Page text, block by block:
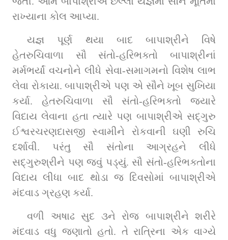
રાખ્યાના કોલ આપ્યા.
યજ્ઞ પૂર્ણ થયા બાદ બાપાશ્રીને વિષે
હેતરુચિવાળા સૌ સંતો-હરિભક્તો બાપાશ્રીનાં
મર્મભર્યાં વચનોને લીધે સેવા-સમાગમનો વિશેષ લાભ
લેવા રોકાયા. બાપાશ્રીએ પણ એ સૌને ખૂબ સુખિયા
કર્યા. હેતરુચિવાળા સૌ સંતો-હરિભક્તો જ્યારે
વિદાય લેવાના હતા ત્યારે પણ બાપાશ્રીએ સદ્‌ગુરુ
ઈશ્વરચરણદાસજી સ્વામીને રોકવાની ઘણી રુચિ
દર્શાવી. પરંતુ સૌ સંતોના આગ્રહને લીધે
સદ્‌ગુરુશ્રીને પણ જવું પડ્યું. સૌ સંતો-હરિભક્તોના
વિદાય લીધા બાદ થોડા જ દિવસોમાં બાપાશ્રીએ
મંદવાડ ગ્રહણ કર્યા.
વળી અષાઢ સુદ ૩ને રોજ બાપાશ્રીને શરીરે
મંદવાડ વધુ જણાતો હતો. તે રાત્રિના એક વાગ્યે